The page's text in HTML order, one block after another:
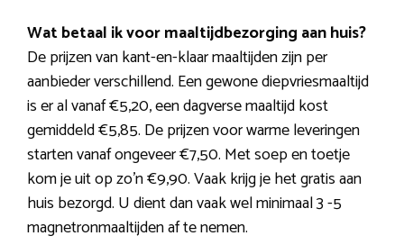
Wat betaal ik voor maaltijdbezorging aan huis?
De prijzen van kant-en-klaar maaltijden zijn per
aanbieder verschillend. Een gewone diepvriesmaaltijd
is er al vanaf €5,20, een dagverse maaltijd kost
gemiddeld €5,85. De prijzen voor warme leveringen
starten vanaf ongeveer €7,50. Met soep en toetje
kom je uit op zo’n €9,90. Vaak krijg je het gratis aan
huis bezorgd. U dient dan vaak wel minimaal 3 -5
magnetronmaaltijden af te nemen.